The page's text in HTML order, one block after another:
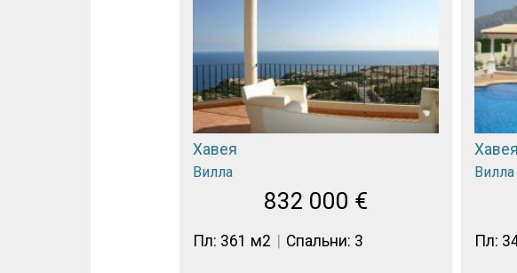
Хавея
Вилла
832 000 €
Пл: 361 м2 Спальни: 3
Хавея
Вилла
Пл: